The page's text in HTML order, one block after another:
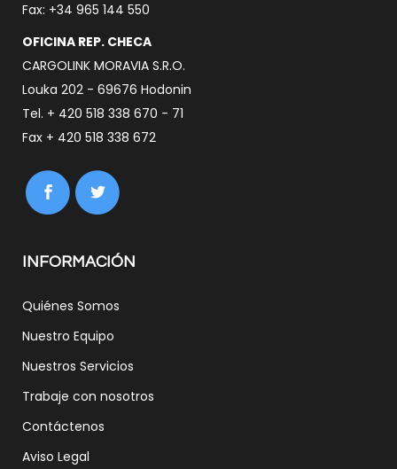
Fax: +34 965 144 550
OFICINA REP. CHECA
CARGOLINK MORAVIA S.R.O.
Louka 202 - 69676 Hodonin
Tel. + 420 518 338 670 - 71
Fax + 420 518 338 672
INFORMACIÓN
Quiénes Somos
Nuestro Equipo
Nuestros Servicios
Trabaje con nosotros
Contáctenos
Aviso Legal